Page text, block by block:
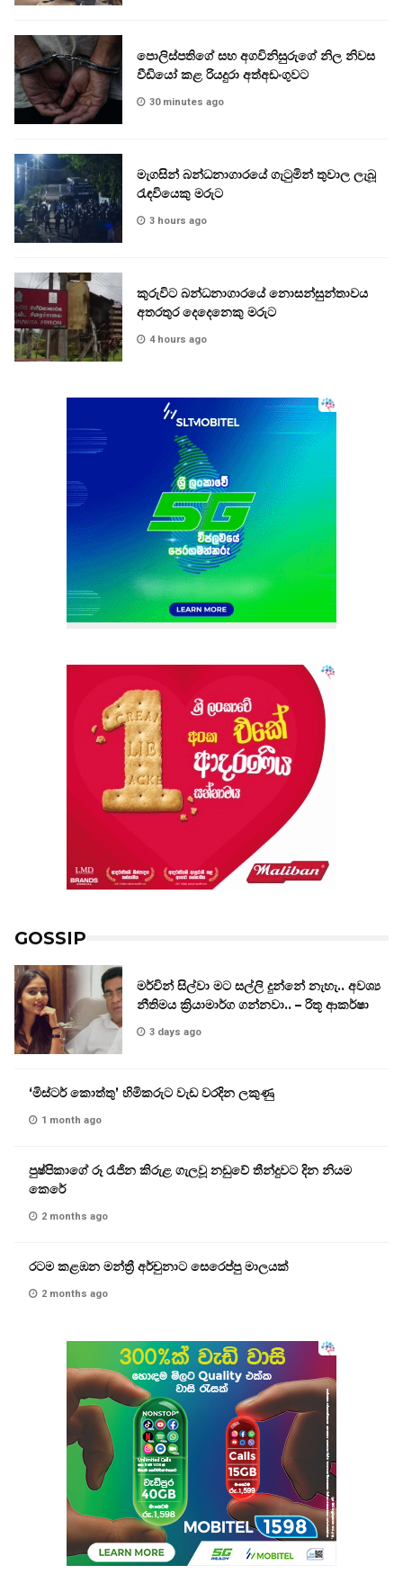
පොලිස්පතිගේ සහ අගවිනිසුරුගේ නිල නිවස
වීඩියෝ කළ රියදුරා අත්අඩංගුවට
30 minutes ago
මැගසින් බන්ධනාගාරයේ ගැටුමින් තුවාල ලැබූ
රැඳවියෙකු මරුට
3 hours ago
කුරුවිට බන්ධනාගාරයේ නොසන්සුන්තාවය
අතරතුර දෙදෙනෙකු මරුට
4 hours ago
GOSSIP
මර්වින් සිල්වා මට සල්ලි දුන්නේ නැහැ.. අවශ්‍ය
නීතිමය ක්‍රියාමාර්ග ගන්නවා.. – රිතූ ආකර්ෂා
3 days ago
‘මිස්ටර් කොත්තු’ හිමිකරුට වැඩ වරදින ලකුණු
1 month ago
පුෂ්පිකාගේ රූ රැජින කිරුළ ගැලවූ නඩුවේ තීන්දුවට දින නියම
කෙරේ
2 months ago
රටම කළඹන මන්ත්‍රී අර්චුනාට සෙරෙප්පු මාලයක්
2 months ago